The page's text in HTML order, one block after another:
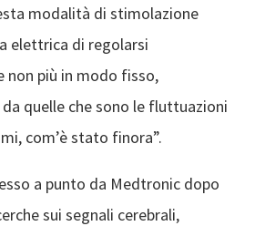
modalità di stimolazione
elettrica di regolarsi
non più in modo fisso,
quelle che sono le fluttuazioni
com’è stato finora”.
a punto da Medtronic dopo
sui segnali cerebrali,